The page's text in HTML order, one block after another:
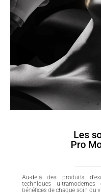
Les
Pro
Au-delà des produits
techniques
bénéfices de chaque soin du